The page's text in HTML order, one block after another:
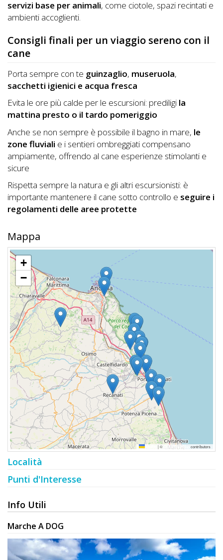
servizi base per animali, come ciotole, spazi recintati e
ambienti accoglienti.
Consigli finali per un viaggio sereno con il
cane
Porta sempre con te guinzaglio, museruola,
sacchetti igienici e acqua fresca
Evita le ore più calde per le escursioni: prediligi la
mattina presto o il tardo pomeriggio
Anche se non sempre è possibile il bagno in mare, le
zone fluviali e i sentieri ombreggiati compensano
ampiamente, offrendo al cane esperienze stimolanti e
sicure
Rispetta sempre la natura e gli altri escursionisti: è
importante mantenere il cane sotto controllo e seguire i
regolamenti delle aree protette
Mappa
+
−
|© OpenStreetMap contributors
Località
Punti d'Interesse
Info Utili
Marche A DOG